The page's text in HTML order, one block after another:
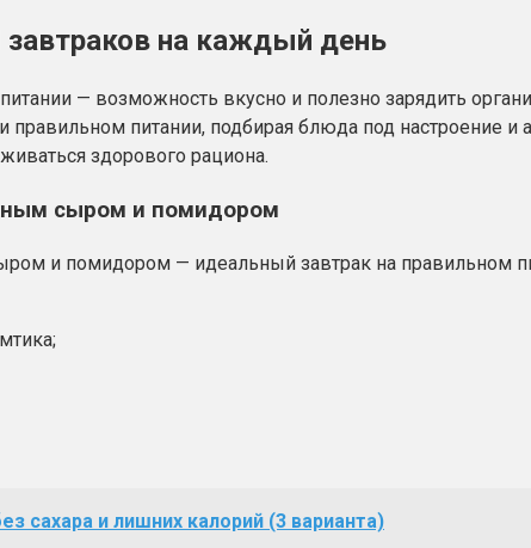
на каждый день
— возможность вкусно и полезно зарядить
правильном питании, подбирая блюда под настроение
здорового рациона.
сыром и помидором
и помидором — идеальный завтрак на правильном
сахара и лишних калорий (3 варианта)